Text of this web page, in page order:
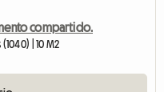
compartido.
| 10 M2